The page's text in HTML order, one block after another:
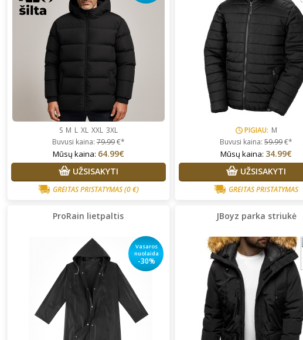
S M L XL XXL 3XL
Buvusi kaina:79.99€*
Mūsų kaina: 64.99€
UŽSISAKYTI
GREITAS PRISTATYMAS(0 €)
PIGIAU: M
Buvusi kaina:59.99€*
Mūsų kaina: 34.99€
UŽSISAKYTI
GREITAS PRISTATYMAS
ProRain lietpaltis
Vasaros
nuolaida
-30%
JBoyz parka striukė